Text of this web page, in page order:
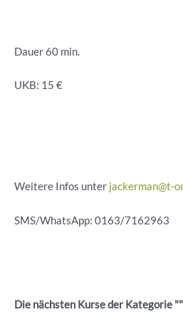
Dauer 60 min.
UKB: 15 €
Weitere Infos unter jackerman@t-
SMS/WhatsApp: 0163/7162963
Die nächsten Kurse der Kategorie ""